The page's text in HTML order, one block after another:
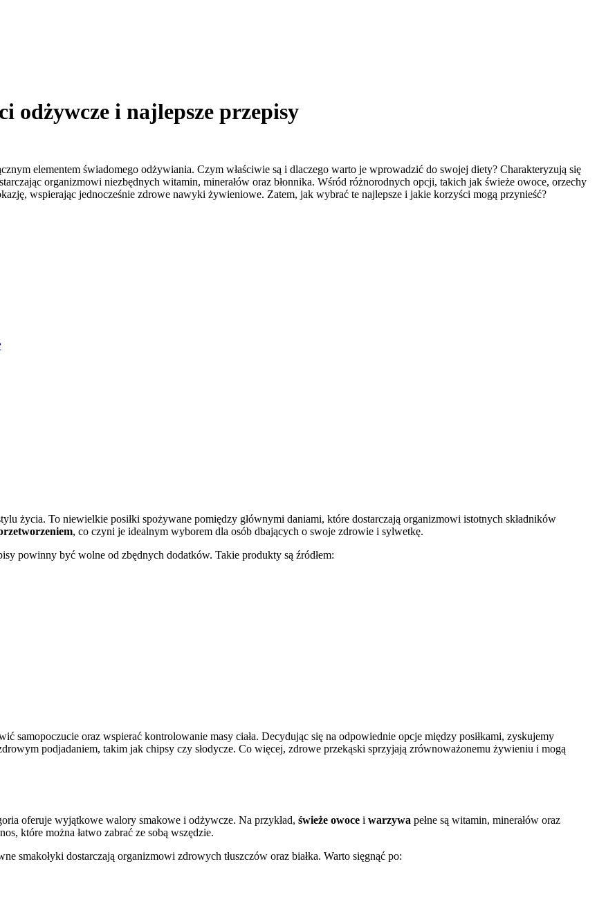
odżywcze i najlepsze przepisy
elementem świadomego odżywiania. Czym właściwie są i dlaczego warto je wprowadzić do swojej diety? Charakteryzują się
organizmowi niezbędnych witamin, minerałów oraz błonnika. Wśród różnorodnych opcji, takich jak świeże owoce, orzechy
wspierając jednocześnie zdrowe nawyki żywieniowe. Zatem, jak wybrać te najlepsze i jakie korzyści mogą przynieść?
życia. To niewielkie posiłki spożywane pomiędzy głównymi daniami, które dostarczają organizmowi istotnych składników
, co czyni je idealnym wyborem dla osób dbających o swoje zdrowie i sylwetkę.
powinny być wolne od zbędnych dodatków. Takie produkty są źródłem:
samopoczucie oraz wspierać kontrolowanie masy ciała. Decydując się na odpowiednie opcje między posiłkami, zyskujemy
podjadaniem, takim jak chipsy czy słodycze. Co więcej, zdrowe przekąski sprzyjają zrównoważonemu żywieniu i mogą
oferuje wyjątkowe walory smakowe i odżywcze. Na przykład, świeże owoce i warzywa pełne są witamin, minerałów oraz
które można łatwo zabrać ze sobą wszędzie.
smakołyki dostarczają organizmowi zdrowych tłuszczów oraz białka. Warto sięgnąć po: